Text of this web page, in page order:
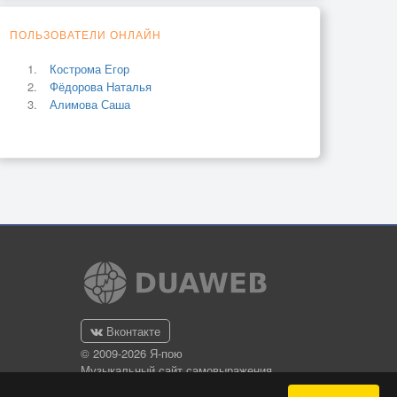
ПОЛЬЗОВАТЕЛИ ОНЛАЙН
Кострома Егор
Фёдорова Наталья
Алимова Саша
Вконтакте
© 2009-2026 Я-пою
Музыкальный сайт самовыражения